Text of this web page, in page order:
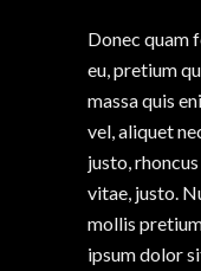
Donec quam
eu, pretium
massa quis
vel, aliquet
justo,
vitae, justo.
mollis
ipsum dolor